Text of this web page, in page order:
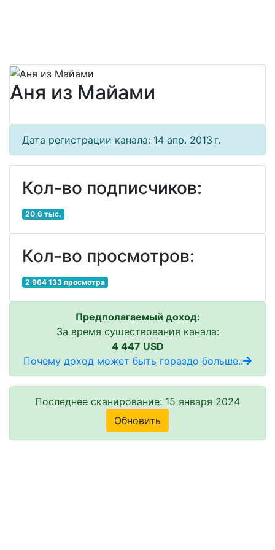
Аня из Майами
Дата регистрации канала: 14 апр. 2013 г.
Кол-во подписчиков:
20,6 тыс.
Кол-во просмотров:
2 964 133 просмотра
Предполагаемый доход:
За время существования канала:
4 447 USD
Почему доход может быть гораздо больше..
Последнее сканирование: 15 января 2024
Обновить